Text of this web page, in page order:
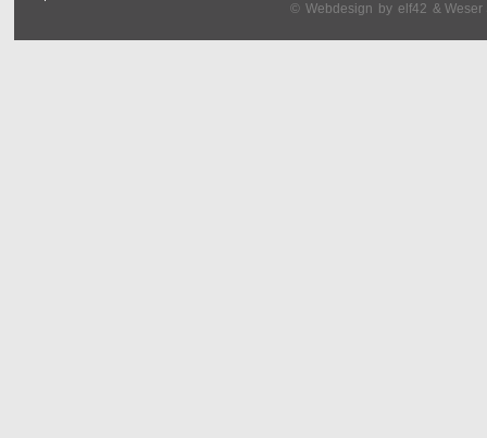
© Webdesign by elf42 & Weser